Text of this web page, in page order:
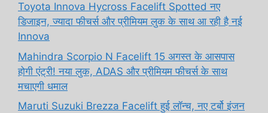
Toyota Innova Hycross Facelift Spotted नए
डिजाइन, ज्यादा फीचर्स और प्रीमियम लुक के साथ आ रही है नई
Innova
Mahindra Scorpio N Facelift 15 अगस्त के आसपास
होगी एंट्री! नया लुक, ADAS और प्रीमियम फीचर्स के साथ
मचाएगी धमाल
Maruti Suzuki Brezza Facelift हुई लॉन्च, नए टर्बो इंजन